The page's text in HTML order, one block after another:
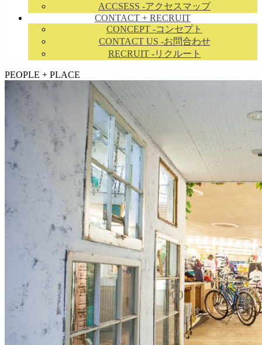
ACCSESS -アクセスマップ
CONTACT + RECRUIT
CONCEPT -コンセプト
CONTACT US -お問合わせ
RECRUIT-リクルート
займ на карту онлайн без отказа
PEOPLE + PLACE